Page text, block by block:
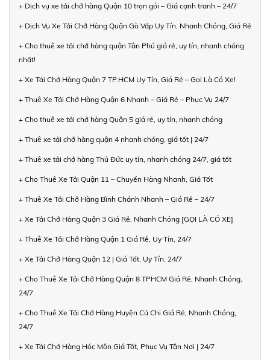
+ Dịch vụ xe tải chở hàng Quận 10 trọn gói – Giá cạnh tranh – 24/7
+ Dịch Vụ Xe Tải Chở Hàng Quận Gò Vấp Uy Tín, Nhanh Chóng, Giá Rẻ
+ Cho thuê xe tải chở hàng quận Tân Phú giá rẻ, uy tín, nhanh chóng
nhất!
+ Xe Tải Chở Hàng Quận 7 TP.HCM Uy Tín, Giá Rẻ – Gọi Là Có Xe!
+ Thuê Xe Tải Chở Hàng Quận 6 Nhanh – Giá Rẻ – Phục Vụ 24/7
+ Cho thuê xe tải chở hàng Quận 5 giá rẻ, uy tín, nhanh chóng
+ Thuê xe tải chở hàng quận 4 nhanh chóng, giá tốt | 24/7
+ Thuê xe tải chở hàng Thủ Đức uy tín, nhanh chóng 24/7, giá tốt
+ Cho Thuê Xe Tải Quận 11 – Chuyển Hàng Nhanh, Giá Tốt
+ Thuê Xe Tải Chở Hàng Bình Chánh Nhanh – Giá Rẻ – 24/7
+ Xe Tải Chở Hàng Quận 3 Giá Rẻ, Nhanh Chóng [GỌI LÀ CÓ XE]
+ Thuê Xe Tải Chở Hàng Quận 1 Giá Rẻ, Uy Tín, 24/7
+ Xe Tải Chở Hàng Quận 12 | Giá Tốt, Uy Tín, 24/7
+ Cho Thuê Xe Tải Chở Hàng Quận 8 TPHCM Giá Rẻ, Nhanh Chóng,
24/7
+ Cho Thuê Xe Tải Chở Hàng Huyện Củ Chi Giá Rẻ, Nhanh Chóng,
24/7
+ Xe Tải Chở Hàng Hóc Môn Giá Tốt, Phục Vụ Tận Nơi | 24/7